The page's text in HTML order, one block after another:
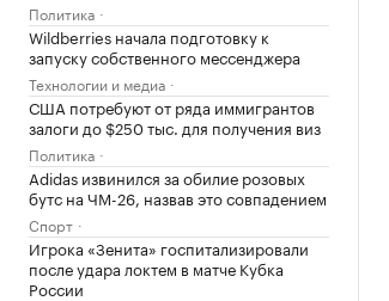
Политика
Wildberries начала подготовку к
запуску собственного мессенджера
Технологии и медиа
США потребуют от ряда иммигрантов
залоги до $250 тыс. для получения виз
Политика
Adidas извинился за обилие розовых
бутс на ЧМ-26, назвав это совпадением
Спорт
Игрока «Зенита» госпитализировали
после удара локтем в матче Кубка
России